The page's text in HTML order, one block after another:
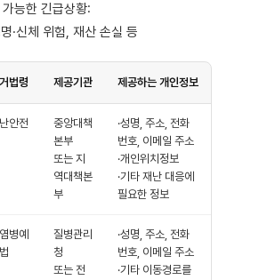
능한 긴급상황:
·신체 위험, 재산 손실 등
법령 제공기관 제공하는 개인정보
안전
중앙대책
본부
또는 지
역대책본
부
·성명, 주소, 전화
번호, 이메일 주소
·개인위치정보
·기타 재난 대응에
필요한 정보
병예
질병관리
청
또는 전
·성명, 주소, 전화
번호, 이메일 주소
·기타 이동경로를